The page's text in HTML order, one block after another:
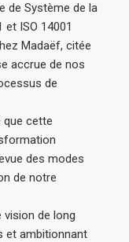
de Système de la
ISO 14001
Madaëf, citée
accrue de nos
de
que cette
des modes
de notre
de long
et ambitionnant